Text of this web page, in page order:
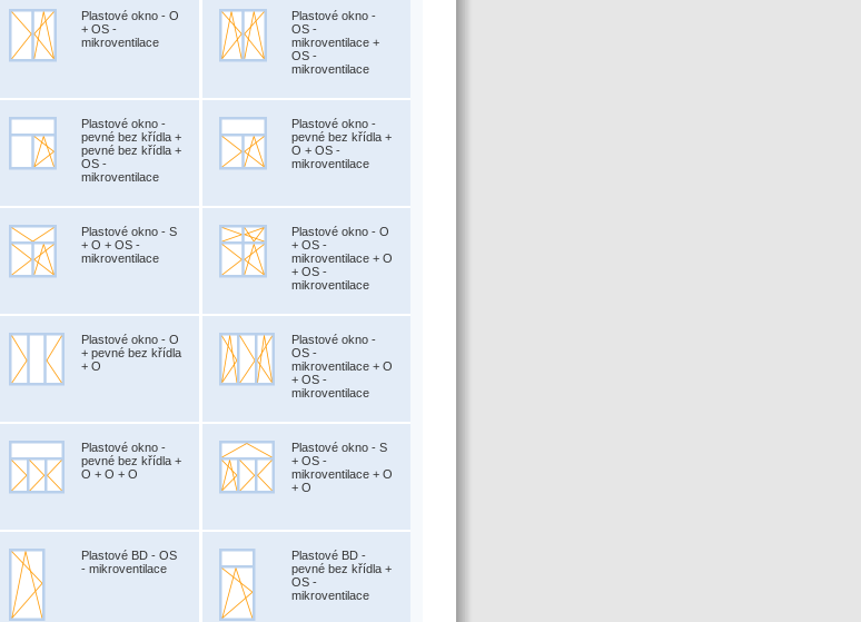
Plastové okno - O
+ OS -
mikroventilace
Plastové okno -
OS -
mikroventilace +
OS -
mikroventilace
Plastové okno -
pevné bez křídla +
pevné bez křídla +
OS -
mikroventilace
Plastové okno -
pevné bez křídla +
O + OS -
mikroventilace
Plastové okno - S
+ O + OS -
mikroventilace
Plastové okno - O
+ OS -
mikroventilace + O
+ OS -
mikroventilace
Plastové okno - O
+ pevné bez křídla
+ O
Plastové okno -
OS -
mikroventilace + O
+ OS -
mikroventilace
Plastové okno -
pevné bez křídla +
O + O + O
Plastové okno - S
+ OS -
mikroventilace + O
+ O
Plastové BD - OS
- mikroventilace
Plastové BD -
pevné bez křídla +
OS -
mikroventilace